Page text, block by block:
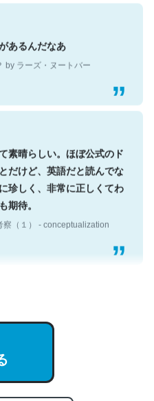
あるんだなあ
素晴らしい。ほぼ公式のド
だけど、英語だと読んでな
珍しく、非常に正しくてわ
期待。
（１） - conceptualization
な良記事。/続編来た
entry/2023/03/27
（１） - conceptualization